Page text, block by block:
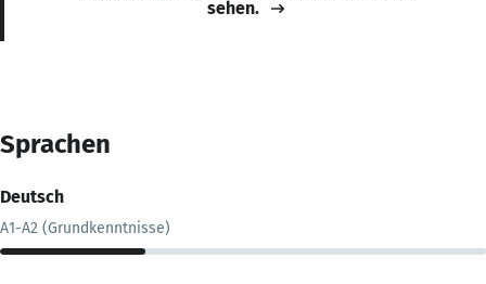
sehen.
Sprachen
Deutsch
A1-A2 (Grundkenntnisse)